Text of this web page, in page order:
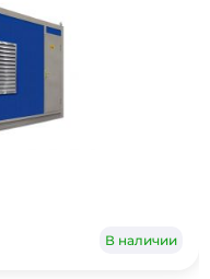
В наличии